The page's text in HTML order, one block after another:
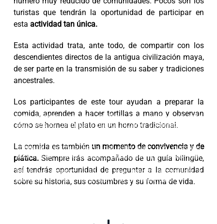
turistas que tendrán la oportunidad de participar en
esta actividad tan única.
Esta actividad trata, ante todo, de compartir con los
descendientes directos de la antigua civilización maya,
de ser parte en la transmisión de su saber y tradiciones
ancestrales.
Los participantes de este tour ayudan a preparar la
comida, aprenden a hacer tortillas a mano y observan
cómo se hornea el plato en un horno tradicional.
La comida es también un momento de convivencia y de
plática.Siempre irás acompañado de un guía bilingüe,
así tendrás oportunidad de preguntar a la comunidad
sobre su historia, sus costumbres y su forma de vida.
Esta página web usa cookies. Las cookies de este
sitio web se usan para personalizar el contenido y los
anuncios, ofrecer funciones de redes sociales y
sobre el uso que haga del sitio web con nuestros
partners de redes sociales, publicidad y análisis web,
quienes pueden combinarla con otra información que
les haya proporcionado o que hayan recopilado a
partir del uso que haya hecho de sus servicios.